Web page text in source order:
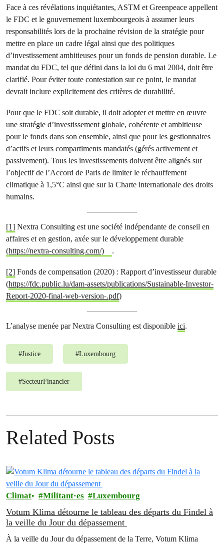
Face à ces révélations inquiétantes, ASTM et Greenpeace appellent
le FDC et le gouvernement luxembourgeois à assumer leurs
responsabilités lors de la prochaine révision de la stratégie pour
mettre en place un cadre légal ainsi que des politiques
d’investissement ambitieuses pour un fonds de pension durable. Le
mandat du FDC, tel que défini dans la loi du 6 mai 2004, doit être
clarifié. Pour éviter toute contestation sur ce point, le mandat
devrait inclure explicitement des critères de durabilité.
Pour que le FDC soit durable, il doit adopter et mettre en œuvre
une stratégie d’investissement globale, cohérente et ambitieuse
pour le fonds dans son ensemble, ainsi que pour les gestionnaires
d’actifs et leurs compartiments mandatés (gérés activement et
passivement). Tous les investissements doivent être alignés sur
l’objectif de l’Accord de Paris de limiter le réchauffement
climatique à 1,5°C ainsi que sur la Charte internationale des droits
humains.
[1] Nextra Consulting est une société indépendante de conseil en
affaires et en gestion, axée sur le développement durable
(https://nextra-consulting.com/)
.
[2] Fonds de compensation (2020) : Rapport d’investisseur durable
(https://fdc.public.lu/dam-assets/publications/Sustainable-Investor-
Report-2020-final-web-version-.pdf)
L’analyse menée par Nextra Consulting est disponible ici.
#Justice #Luxembourg
#SecteurFinancier
Related Posts
Climat Militant·es Luxembourg
Votum Klima détourne le tableau des départs du Findel à
la veille du Jour du dépassement
À la veille du Jour du dépassement de la Terre, Votum Klima